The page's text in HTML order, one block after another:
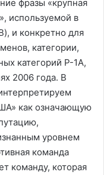
фразы «крупная
используемой в
и конкретно для
категории,
категорий P-1A,
2006 года. В
как означающую
уровнем
команда
команду, которая